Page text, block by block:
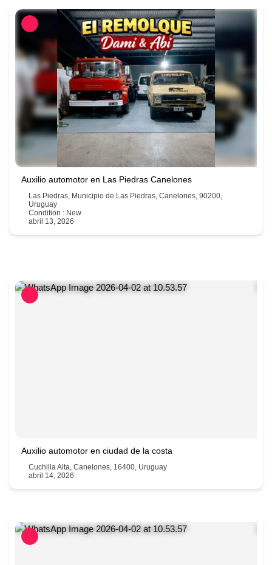
Auxilio automotor en Las Piedras Canelones
Las Piedras, Municipio de Las Piedras, Canelones, 90200,
Uruguay
Condition : New
abril 13, 2026
Auxilio automotor en ciudad de la costa
Cuchilla Alta, Canelones, 16400, Uruguay
abril 14, 2026